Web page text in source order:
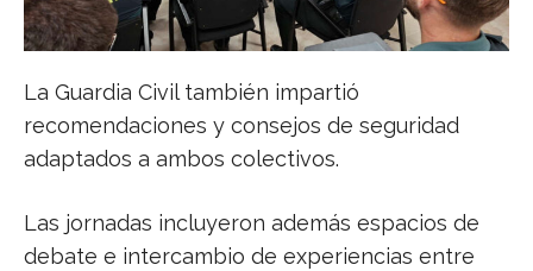
La Guardia Civil también impartió
recomendaciones y consejos de seguridad
adaptados a ambos colectivos.
Las jornadas incluyeron además espacios de
debate e intercambio de experiencias entre